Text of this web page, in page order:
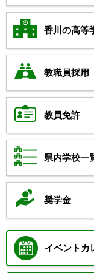
香川の高等
教職員採用
教員免許
県内学校一
奨学金
イベントカ